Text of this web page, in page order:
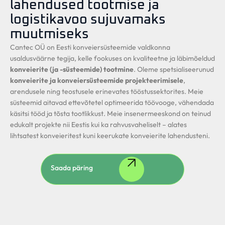
lahendused tootmise ja
logistikavoo sujuvamaks
muutmiseks
Cantec OÜ on Eesti konveiersüsteemide valdkonna
usaldusväärne tegija, kelle fookuses on kvaliteetne ja läbimõeldud
konveierite (ja -süsteemide) tootmine. Oleme spetsialiseerunud
konveierite ja konveiersüsteemide projekteerimisele,
arendusele ning teostusele erinevates tööstussektorites. Meie
süsteemid aitavad ettevõtetel optimeerida töövooge, vähendada
käsitsi tööd ja tõsta tootlikkust. Meie insenermeeskond on teinud
edukalt projekte nii Eestis kui ka rahvusvaheliselt – alates
lihtsatest konveieritest kuni keerukate konveierite lahendusteni.
Saada päring